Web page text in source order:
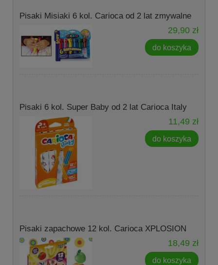
Pisaki Misiaki 6 kol. Carioca od 2 lat zmywalne
29,90 zł
do koszyka
Pisaki 6 kol. Super Baby od 2 lat Carioca Italy
11,49 zł
do koszyka
Pisaki zapachowe 12 kol. Carioca XPLOSION
18,49 zł
do koszyka